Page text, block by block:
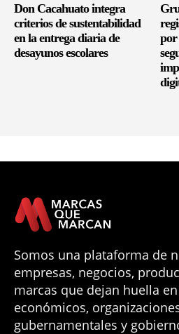
Don Cacahuato integra
criterios de sustentabilidad
en la entrega diaria de
desayunos escolares
por
Somos una plataforma de
empresas, negocios,
marcas que dejan huella
económicos,
gubernamentales y